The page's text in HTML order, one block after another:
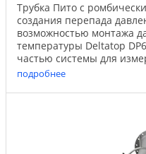
Трубка Пито с
создания перепада
возможностью монтажа
температуры Deltatop
частью системы для
перепаду давления с
давления Deltabar. Он
подробнее